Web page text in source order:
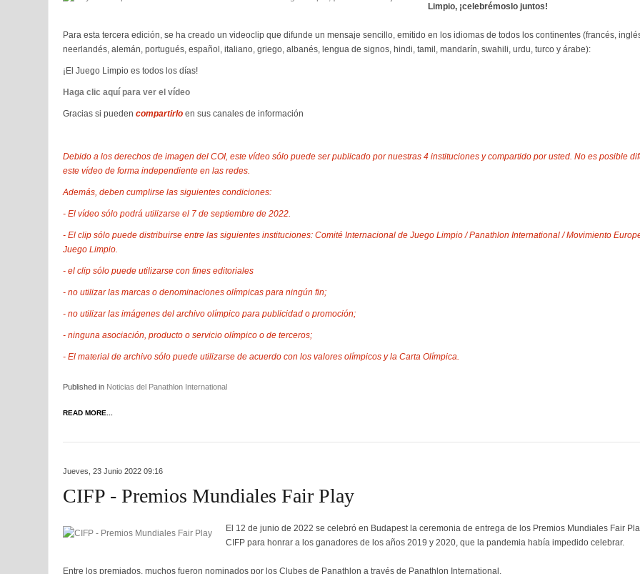
Limpio, ¡celebrémoslo juntos!
Para esta tercera edición, se ha creado un videoclip que difunde un mensaje sencillo, emitido en los idiomas de todos los continentes (francés,
neerlandés, alemán, portugués, español, italiano, griego, albanés, lengua de signos, hindi, tamil, mandarín, swahili, urdu, turco y árabe):
¡El Juego Limpio es todos los días!
Haga clic aquí para ver el vídeo
Gracias si pueden compartirlo en sus canales de información
Debido a los derechos de imagen del COI, este vídeo sólo puede ser publicado por nuestras 4 instituciones y compartido por usted. No es posible
este vídeo de forma independiente en las redes.
Además, deben cumplirse las siguientes condiciones:
- El vídeo sólo podrá utilizarse el 7 de septiembre de 2022.
- El clip sólo puede distribuirse entre las siguientes instituciones: Comité Internacional de Juego Limpio / Panathlon International / Movimiento
Juego Limpio.
- el clip sólo puede utilizarse con fines editoriales
- no utilizar las marcas o denominaciones olímpicas para ningún fin;
- no utilizar las imágenes del archivo olímpico para publicidad o promoción;
- ninguna asociación, producto o servicio olímpico o de terceros;
- El material de archivo sólo puede utilizarse de acuerdo con los valores olímpicos y la Carta Olímpica.
Published in Noticias del Panathlon International
READ MORE...
Jueves, 23 Junio 2022 09:16
CIFP - Premios Mundiales Fair Play
El 12 de junio de 2022 se celebró en Budapest la ceremonia de entrega de los Premios Mundiales Fair
CIFP para honrar a los ganadores de los años 2019 y 2020, que la pandemia había impedido celebrar.
Entre los premiados, muchos fueron nominados por los Clubes de Panathlon a través de Panathlon International.